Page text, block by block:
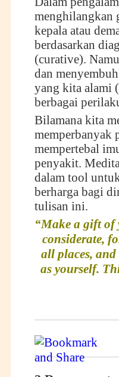
menghilangkan
kepala atau
berdasarkan
(curative).
dan
yang kita alami
berbagai
Bilamana kita
memperbanyak
mempertebal
penyakit.
dalam tool
berharga bagi
tulisan ini.
“Make a gift
considerate,
all places,
as yourself.